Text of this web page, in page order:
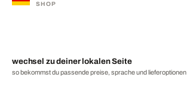
SHOP
wechsel zu deiner lokalen Seite
so bekommst du passende preise, sprache und lieferoptionen